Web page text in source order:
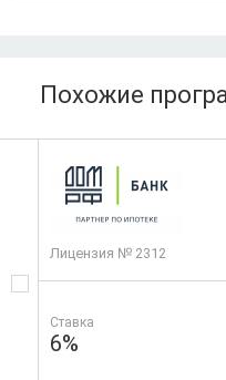
Похожие
Лицензия № 2312
Ставка
6%